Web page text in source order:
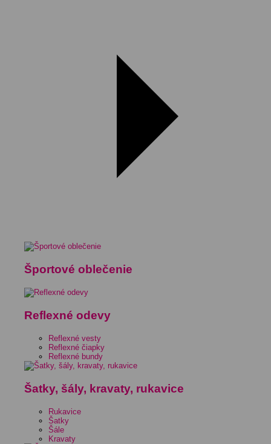
Športové oblečenie
Reflexné odevy
Reflexné vesty
Reflexné čiapky
Reflexné bundy
Šatky, šály, kravaty, rukavice
Rukavice
Šatky
Šále
Kravaty